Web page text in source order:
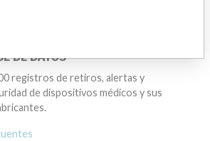
DE DATOS
registros de retiros, alertas y
de dispositivos médicos y sus